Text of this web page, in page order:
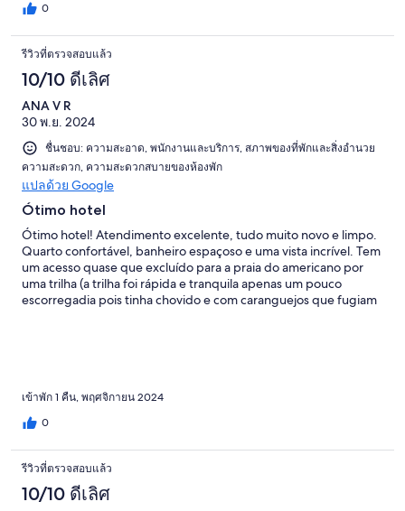
0
รีวิวที่ตรวจสอบแล้ว
10/10 ดีเลิศ
ANA V R
30 พ.ย. 2024
ชื่นชอบ: ความสะอาด, พนักงานและบริการ, สภาพของที่พักและสิ่งอำนวย
ความสะดวก, ความสะดวกสบายของห้องพัก
แปลด้วย Google
Ótimo hotel
Ótimo hotel! Atendimento excelente, tudo muito novo e limpo.
Quarto confortável, banheiro espaçoso e uma vista incrível. Tem
um acesso quase que excluído para a praia do americano por
uma trilha (a trilha foi rápida e tranquila apenas um pouco
escorregadia pois tinha chovido e com caranguejos que fugiam
เข้าพัก 1 คืน, พฤศจิกายน 2024
0
รีวิวที่ตรวจสอบแล้ว
10/10 ดีเลิศ